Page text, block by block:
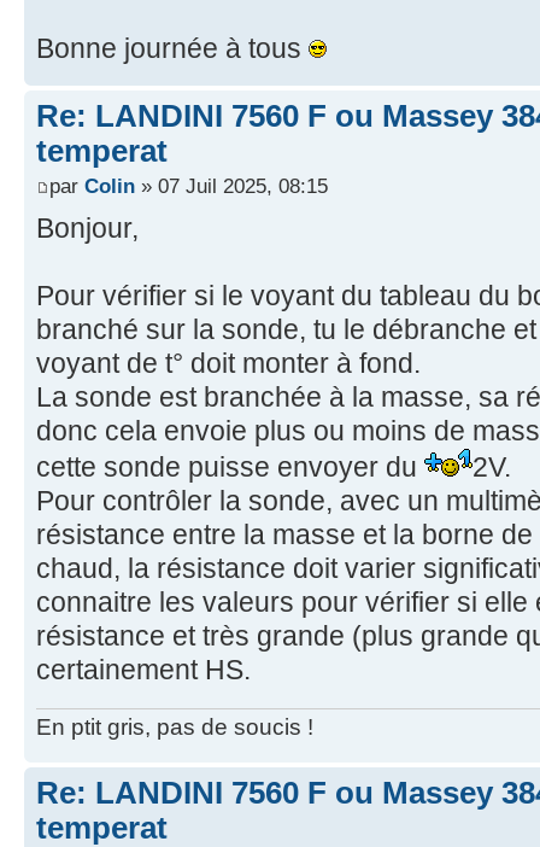
Bonne journée à tous
Re: LANDINI 7560 F ou Massey
temperat
par Colin » 07 Juil 2025, 08:15
Bonjour,
Pour vérifier si le voyant du tableau du
branché sur la sonde, tu le débranche
voyant de t° doit monter à fond.
La sonde est branchée à la masse, sa
donc cela envoie plus ou moins de
cette sonde puisse envoyer du
2V.
Pour contrôler la sonde, avec un
résistance entre la masse et la borne
chaud, la résistance doit varier
connaitre les valeurs pour vérifier si elle
résistance et très grande (plus grande
certainement HS.
En ptit gris, pas de soucis !
Re: LANDINI 7560 F ou Massey
temperat